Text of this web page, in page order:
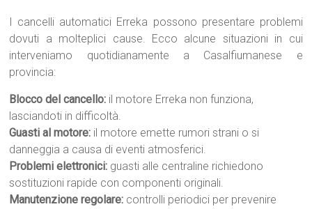
I cancelli automatici Erreka possono presentare problemi
dovuti a molteplici cause. Ecco alcune situazioni in cui
interveniamo quotidianamente a Casalfiumanese e
provincia:
Blocco del cancello: il motore Erreka non funziona,
lasciandoti in difficoltà.
Guasti al motore: il motore emette rumori strani o si
danneggia a causa di eventi atmosferici.
Problemi elettronici: guasti alle centraline richiedono
sostituzioni rapide con componenti originali.
Manutenzione regolare: controlli periodici per prevenire